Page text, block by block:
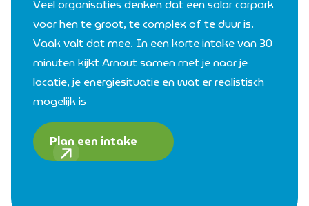
Veel organisaties denken dat een solar carpark
voor hen te groot, te complex of te duur is.
Vaak valt dat mee. In een korte intake van 30
minuten kijkt Arnout samen met je naar je
locatie, je energiesituatie en wat er realistisch
mogelijk is
Plan een intake